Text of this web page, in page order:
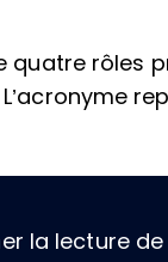
quatre rôles
la lecture